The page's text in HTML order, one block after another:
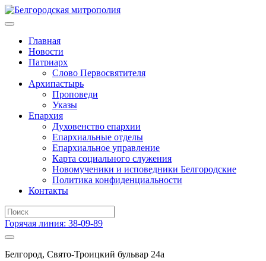
Главная
Новости
Патриарх
Слово Первосвятителя
Архипастырь
Проповеди
Указы
Епархия
Духовенство епархии
Епархиальные отделы
Епархиальное управление
Карта социального служения
Новомученики и исповедники Белгородские
Политика конфиденциальности
Контакты
Горячая линия: 38-09-89
Белгород, Свято-Троицкий бульвар 24а